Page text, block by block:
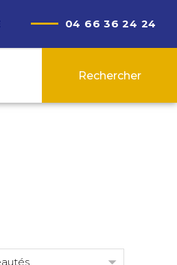
04 66 36 24 24
Rechercher